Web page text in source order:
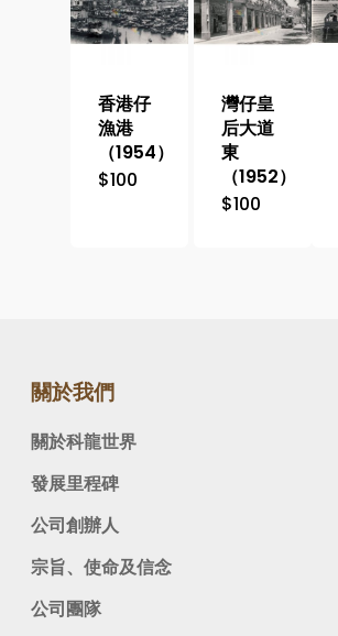
香港仔
漁港
（1954）
$100
灣仔皇
后大道
東
（1952）
$100
關於我們
關於科龍世界
發展里程碑
公司創辦人
宗旨、使命及信念
公司團隊